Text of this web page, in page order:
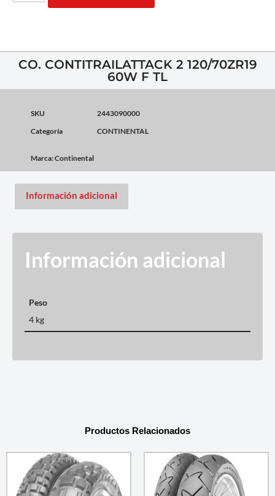
CO. CONTITRAILATTACK 2 120/70ZR19
60W F TL
SKU
2443090000
Categoría
CONTINENTAL
Marca:Continental
Información adicional
Información adicional
Peso
4 kg
Productos Relacionados